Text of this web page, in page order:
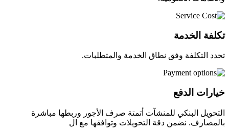
تكلفة الخدمة
تحدد التكلفة وفق نطاق الخدمة والمتطلبات.
خيارات الدفع
التحويل البنكي للمنشآت أتمتة صرف الأجور وربطها مباشرة
بالمصارف. نضمن دقة التحويلات وتوافقها مع ال